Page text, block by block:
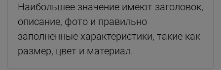
Наибольшее значение имеют заголовок,
описание, фото и правильно
заполненные характеристики, такие как
размер, цвет и материал.